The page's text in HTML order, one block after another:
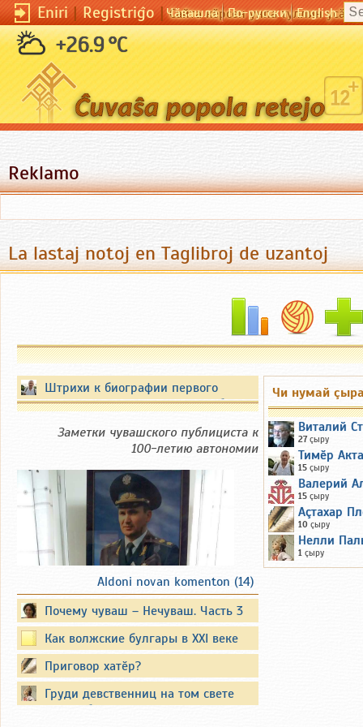
Eniri|Registriĝo|Сайта кӗрсен унпа туллин усӑ
Чӑвашла По-русски English
+26.9 °C
Reklamo
La lastaj notoj en Taglibroj de uzantoj
Чи нумай
Виталий
27çыру
Тимӗр
15 çыру
Валерий
15 çыру
Аçтахар
10 çыру
Нелли
1 çыру
Штрихи к биографии первого
Президента Чувашской Республики
Заметки чувашского публициста к
100-летию автономии
Вместо предисловия
Существуют официальные
опубликованные биографии
известных политиков. Они также
Aldoni novan komenton (14)
Почему чуваш – Нечуваш. Часть 3
Как волжские булгары в XXI веке
татарами стали
Приговор хатӗр?
Груди девственниц на том свете
кусать будут змеи злые...